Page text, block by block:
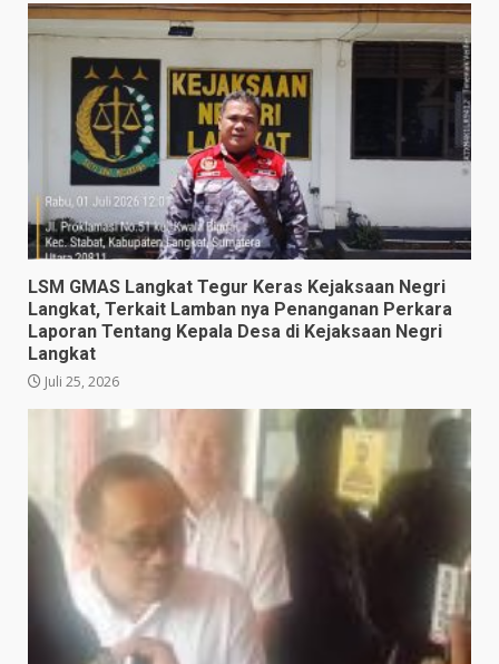
LSM GMAS Langkat Tegur Keras Kejaksaan Negri
Langkat, Terkait Lamban nya Penanganan Perkara
Laporan Tentang Kepala Desa di Kejaksaan Negri
Langkat
Juli 25, 2026